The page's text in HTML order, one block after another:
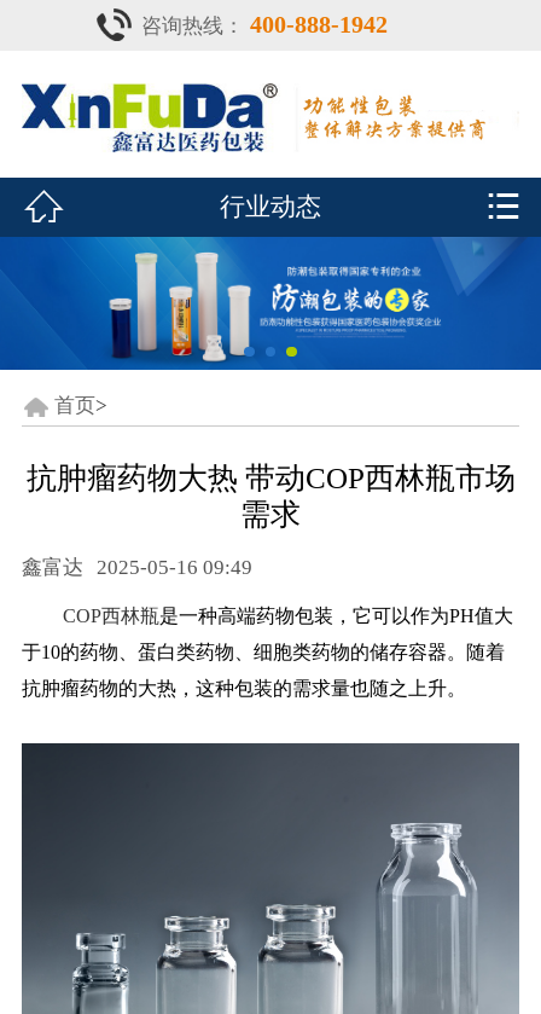
 首页
产品中心
鑫富达资质
行业动态
联系我们
咨询热线： 400-888-1942
 行业动态 
首页>
抗肿瘤药物大热 带动COP西林瓶市场
需求
鑫富达 2025-05-16 09:49
COP西林瓶是一种高端药物包装，它可以作为PH值大
于10的药物、蛋白类药物、细胞类药物的储存容器。随着
抗肿瘤药物的大热，这种包装的需求量也随之上升。